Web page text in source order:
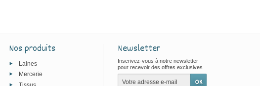
Nos produits
Laines
Mercerie
Newsletter
Inscrivez-vous à notre newsletter
pour recevoir des offres exclusives